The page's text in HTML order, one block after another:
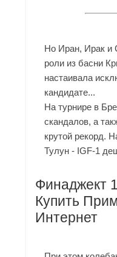
Но Иран, Ирак и
роли из басни
настаивала
кандидате...
На турнире в
скандалов, а
крутой рекорд.
Тулун - IGF-1
Финаджект
Купить
Интернет